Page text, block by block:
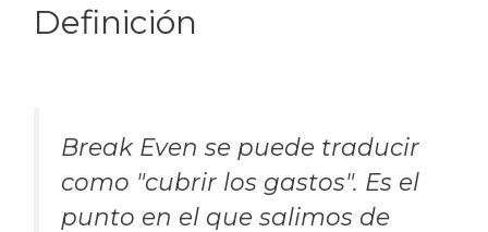
Definición
Break Even se puede traducir
como "cubrir los gastos". Es el
punto en el que salimos de